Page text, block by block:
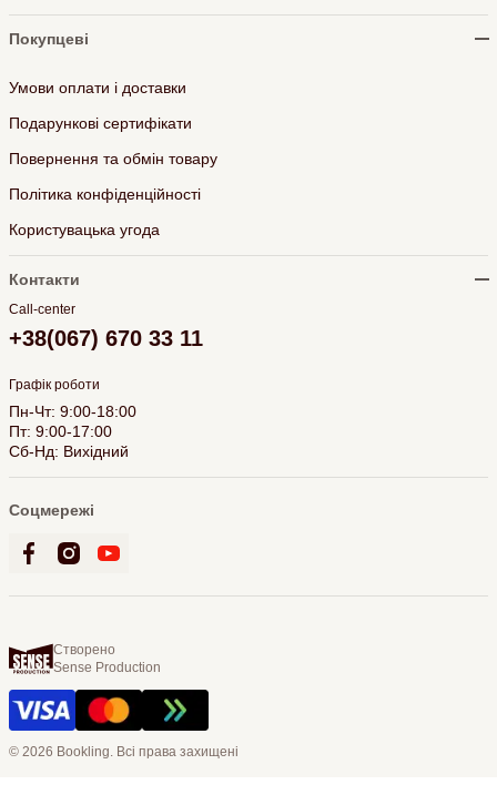
Покупцеві
Умови оплати і доставки
Подарункові сертифікати
Повернення та обмін товару
Політика конфіденційності
Користувацька угода
Контакти
Call-center
+38(067) 670 33 11
Графік роботи
Пн-Чт: 9:00-18:00
Пт: 9:00-17:00
Сб-Нд: Вихідний
Соцмережі
Створено
Sense Production
© 2026 Bookling. Всі права захищені